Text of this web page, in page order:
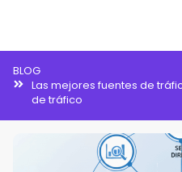
BLOG
Las mejores fuentes de
de tráfico